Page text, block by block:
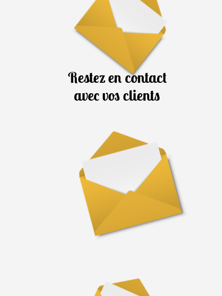
Restez en contact
avec vos clients